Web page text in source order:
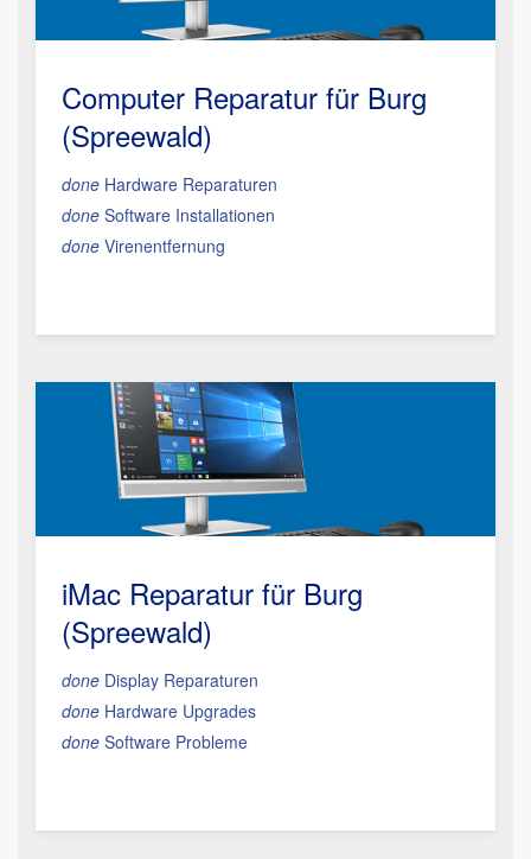
Computer Reparatur für Burg
(Spreewald)
done Hardware Reparaturen
done Software Installationen
done Virenentfernung
iMac Reparatur für Burg
(Spreewald)
done Display Reparaturen
done Hardware Upgrades
done Software Probleme